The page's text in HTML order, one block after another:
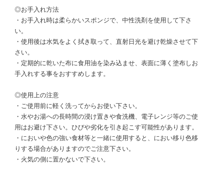
◎お手入れ方法
・お手入れ時は柔らかいスポンジで、中性洗剤を使用して下さ
い。
・使用後は水気をよく拭き取って、直射日光を避け乾燥させて下
さい。
・定期的に乾いた布に食用油を染み込ませ、表面に薄く塗布しお
手入れする事をおすすめします。
◎使用上の注意
・ご使用前に軽く洗ってからお使い下さい。
・水やお湯への長時間の浸け置きや食洗機、電子レンジ等のご使
用はお避け下さい。ひびや劣化を引き起こす可能性があります。
・においや色の強い食材等と一緒に使用すると、におい移り色移
りする場合がありますのでご注意下さい。
・火気の側に置かないで下さい。